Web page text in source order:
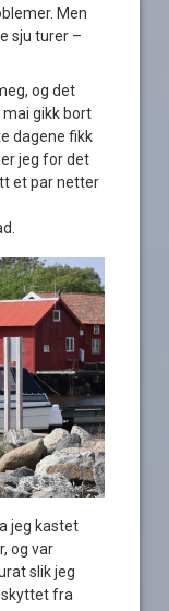
Men
sju turer –
og det
gikk bort
dagene fikk
jeg for det
et par netter
jeg kastet
og var
slik jeg
fra